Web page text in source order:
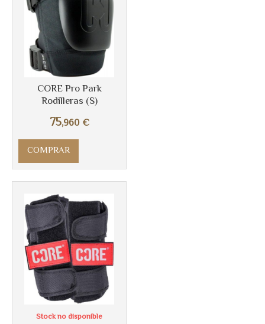
CORE Pro Park
Rodilleras (S)
75,960 €
COMPRAR
Stock no disponible
Más info